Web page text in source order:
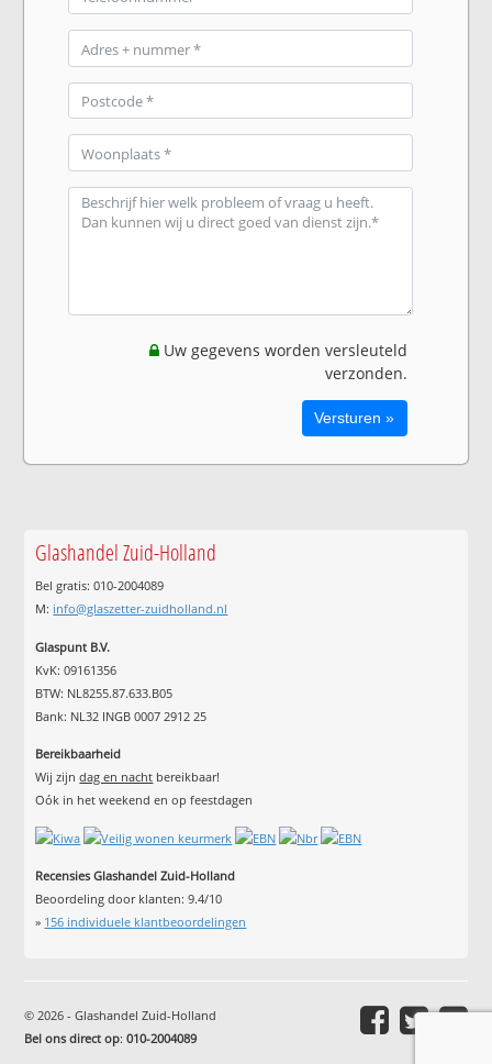
Uw gegevens worden versleuteld
verzonden.
Glashandel Zuid-Holland
Bel gratis: 010-2004089
M: info@glaszetter-zuidholland.nl
Glaspunt B.V.
KvK: 09161356
BTW: NL8255.87.633.B05
Bank: NL32 INGB 0007 2912 25
Bereikbaarheid
Wij zijndag en nacht bereikbaar!
Oók in het weekend en op feestdagen
Recensies Glashandel Zuid-Holland
Beoordeling door klanten:9.4/10
» 156 individuele klantbeoordelingen
© 2026 - Glashandel Zuid-Holland
Bel ons direct op:010-2004089